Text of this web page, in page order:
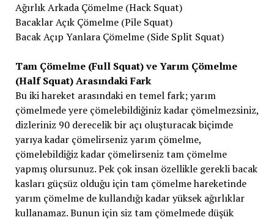
Ağırlık Arkada Çömelme (Hack Squat)
Bacaklar Açık Çömelme (Pile Squat)
Bacak Açıp Yanlara Çömelme (Side Split Squat)
Tam Çömelme (Full Squat) ve Yarım Çömelme
(Half Squat) Arasındaki Fark
Bu iki hareket arasındaki en temel fark; yarım
çömelmede yere çömelebildiğiniz kadar çömelmezsiniz,
dizleriniz 90 derecelik bir açı oluşturacak biçimde
yarıya kadar çömelirseniz yarım çömelme,
çömelebildiğiz kadar çömelirseniz tam çömelme
yapmış olursunuz. Pek çok insan özellikle gerekli bacak
kasları güçsüz olduğu için tam çömelme hareketinde
yarım çömelme de kullandığı kadar yüksek ağırlıklar
kullanamaz. Bunun için siz tam çömelmede düşük